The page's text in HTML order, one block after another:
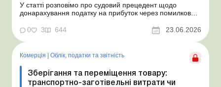
У статті розповімо про судовий прецедент щодо
донарахування податку на прибуток через помилково
надамо рекомендації, як мінімізувати податкові ризики.
Проблемні витрати: податкові ризики та судова
практика Розуміємо ваші хвилювання через помилкове
неств...
0 3 644 23.06.2026
Комерція | Облік, податки та звiтнiсть
Зберігання та переміщення товару:
транспортно-заготівельні витрати чи